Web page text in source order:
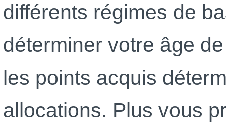
différents régimes de
déterminer votre âge
les points acquis
allocations. Plus vous